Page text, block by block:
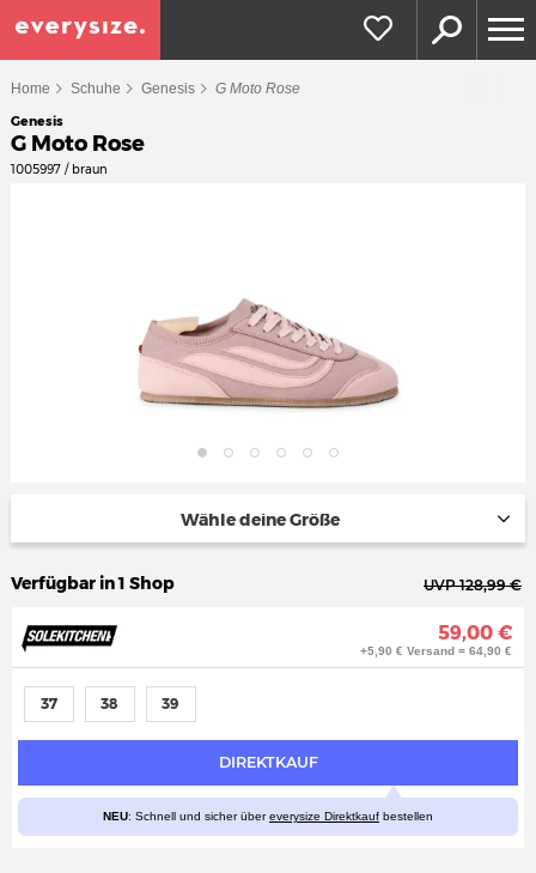
Home Schuhe Genesis G Moto Rose
Genesis
G Moto Rose
1005997 / braun
Wähle deine Größe
Verfügbar in 1 Shop UVP 128,99 €
NEU: Schnell und sicher übereverysize Direktkauf bestellen
59,00 €
+5,90 € Versand = 64,90 €
DIREKTKAUF
37 38 39